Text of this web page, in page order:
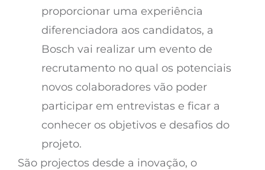
proporcionar uma experiência
diferenciadora aos candidatos, a
Bosch vai realizar um evento de
recrutamento no qual os potenciais
novos colaboradores vão poder
participar em entrevistas e ficar a
conhecer os objetivos e desafios do
projeto.
São projectos desde a inovação, o